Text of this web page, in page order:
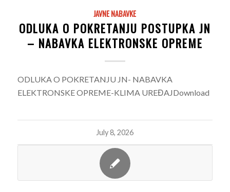
JAVNE NABAVKE
ODLUKA O POKRETANJU POSTUPKA JN
– NABAVKA ELEKTRONSKE OPREME
ODLUKA O POKRETANJU JN- NABAVKA
ELEKTRONSKE OPREME-KLIMA UREĐAJDownload
July 8, 2026